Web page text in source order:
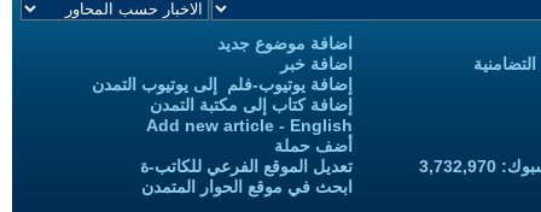
اضافة موضوع جديد
اضافة خبر
إضافة يوتيوب-فلم إلى يوتيوب التمدن
إضافة كتاب إلى مكتبة التمدن
Add new article - English
أضف حملة
تعديل الموقع الفرعي للكاتب-ة
ابحث في موقع الحوار المتمدن